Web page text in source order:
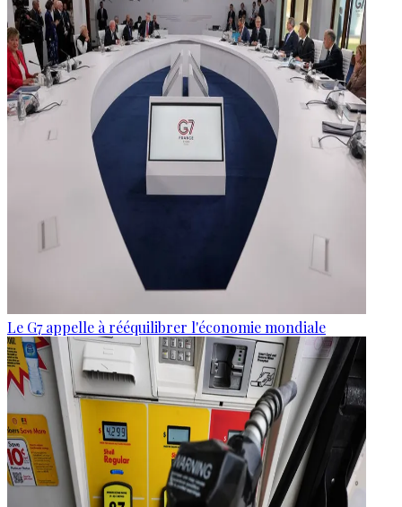
Le G7 appelle à rééquilibrer l'économie mondiale